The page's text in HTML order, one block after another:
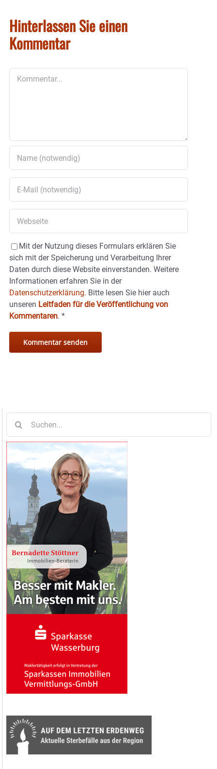
Hinterlassen Sie einen
Kommentar
Mit der Nutzung dieses Formulars erklären Sie
sich mit der Speicherung und Verarbeitung Ihrer
Daten durch diese Website einverstanden. Weitere
Informationen erfahren Sie in der
Datenschutzerklärung. Bitte lesen Sie hier auch
unseren Leitfaden für die Veröffentlichung von
Kommentaren. *
nach: